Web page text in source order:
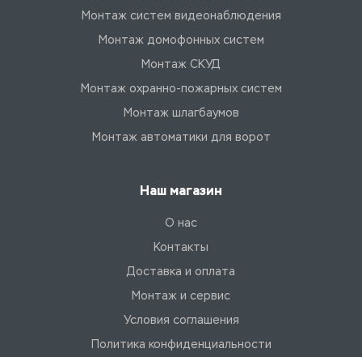
Монтаж систем видеонаблюдения
Монтаж домофонных систем
Монтаж СКУД
Монтаж охранно-пожарных систем
Монтаж шлагбаумов
Монтаж автоматики для ворот
Наш магазин
О нас
Контакты
Доставка и оплата
Монтаж и сервис
Условия соглашения
Политика конфиденциальности